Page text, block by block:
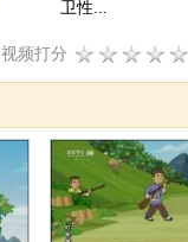
卫性...
视频打分